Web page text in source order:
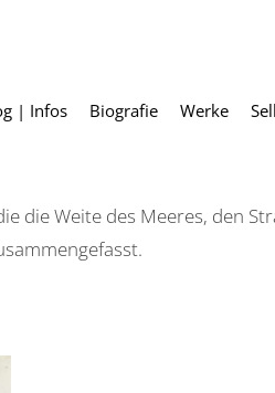
| Infos Biografie Werke
Weite des Meeres, den